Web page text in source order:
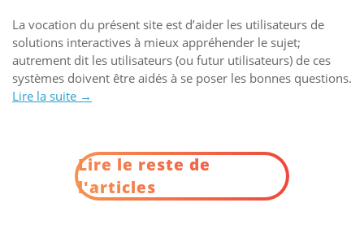
La vocation du présent site est d’aider les utilisateurs de
solutions interactives à mieux appréhender le sujet;
autrement dit les utilisateurs (ou futur utilisateurs) de ces
systèmes doivent être aidés à se poser les bonnes questions.
Lire la suite « Nouveau
nouvelle
appellation
« Surfaces
Interactives » »
→
Lire le reste de
l'articles